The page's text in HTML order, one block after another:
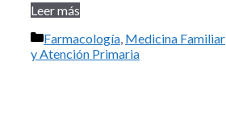
Leer más
Categorías
Farmacología, Medicina Familiar
y Atención Primaria